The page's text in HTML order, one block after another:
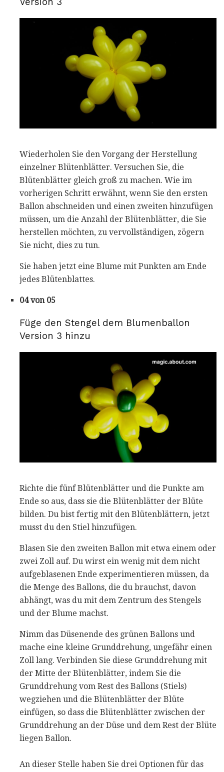
Wiederholen Sie den Vorgang der Herstellung
einzelner Blütenblätter. Versuchen Sie, die
Blütenblätter gleich groß zu machen. Wie im
vorherigen Schritt erwähnt, wenn Sie den ersten
Ballon abschneiden und einen zweiten hinzufügen
müssen, um die Anzahl der Blütenblätter, die Sie
herstellen möchten, zu vervollständigen, zögern
Sie nicht, dies zu tun.
Sie haben jetzt eine Blume mit Punkten am Ende
jedes Blütenblattes.
04 von 05
Füge den Stengel dem Blumenballon
Version 3 hinzu
Richte die fünf Blütenblätter und die Punkte am
Ende so aus, dass sie die Blütenblätter der Blüte
bilden. Du bist fertig mit den Blütenblättern, jetzt
musst du den Stiel hinzufügen.
Blasen Sie den zweiten Ballon mit etwa einem oder
zwei Zoll auf. Du wirst ein wenig mit dem nicht
aufgeblasenen Ende experimentieren müssen, da
die Menge des Ballons, die du brauchst, davon
abhängt, was du mit dem Zentrum des Stengels
und der Blume machst.
Nimm das Düsenende des grünen Ballons und
mache eine kleine Grunddrehung, ungefähr einen
Zoll lang. Verbinden Sie diese Grunddrehung mit
der Mitte der Blütenblätter, indem Sie die
Grunddrehung vom Rest des Ballons (Stiels)
wegziehen und die Blütenblätter der Blüte
einfügen, so dass die Blütenblätter zwischen der
Grunddrehung an der Düse und dem Rest der Blüte
liegen Ballon.
An dieser Stelle haben Sie drei Optionen für das